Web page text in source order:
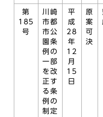
第
185
号
川崎
市都
市公
園条
例の
一部
を改
正す
る条
例の
制定
平
成
28
年
12
月
15
日
原
案
可
決